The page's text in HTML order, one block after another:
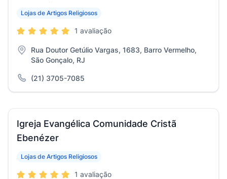
Lojas de Artigos Religiosos
1 avaliação
Rua Doutor Getúlio Vargas, 1683, Barro Vermelho,
São Gonçalo, RJ
(21) 3705-7085
Igreja Evangélica Comunidade Cristã
Ebenézer
Lojas de Artigos Religiosos
1 avaliação